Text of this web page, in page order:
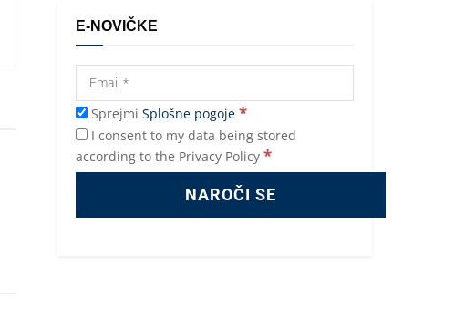
E-NOVIČKE
Sprejmi Splošne pogoje *
I consent to my data being stored
according to the Privacy Policy *